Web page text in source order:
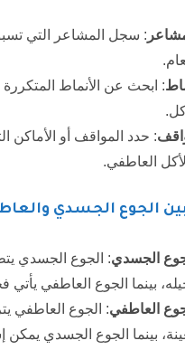
: سجل المشاعر التي
: ابحث عن الأنماط
: حدد المواقف أو الأماكن
العاطفي.
الجسدي: الجوع الجسدي
بينما الجوع العاطفي يأتي
العاطفي: الجوع العاطفي
بينما الجوع الجسدي يمكن